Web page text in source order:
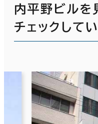
内平野ビルを
チェックして